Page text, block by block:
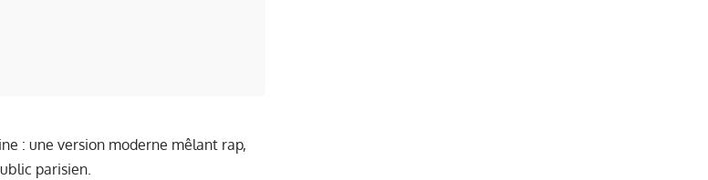
: une version moderne mêlant rap,
parisien.